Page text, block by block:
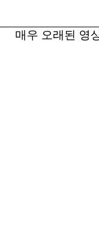
매우 오래된 영